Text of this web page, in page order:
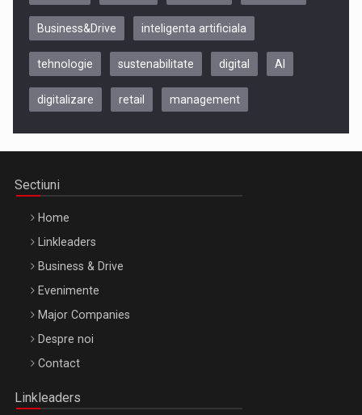
Be Inspired. Make it Happen!, CLUJ, 9 Decembrie
Be Inspired. Make it Happen!, ARTEMIS LETO, ORADEA, 8
Octombrie
Business&Drive inteligenta artificiala
tehnologie sustenabilitate digital AI
digitalizare retail management
Sectiuni
Home
Linkleaders
Business & Drive
Evenimente
Major Companies
Despre noi
Contact
Linkleaders